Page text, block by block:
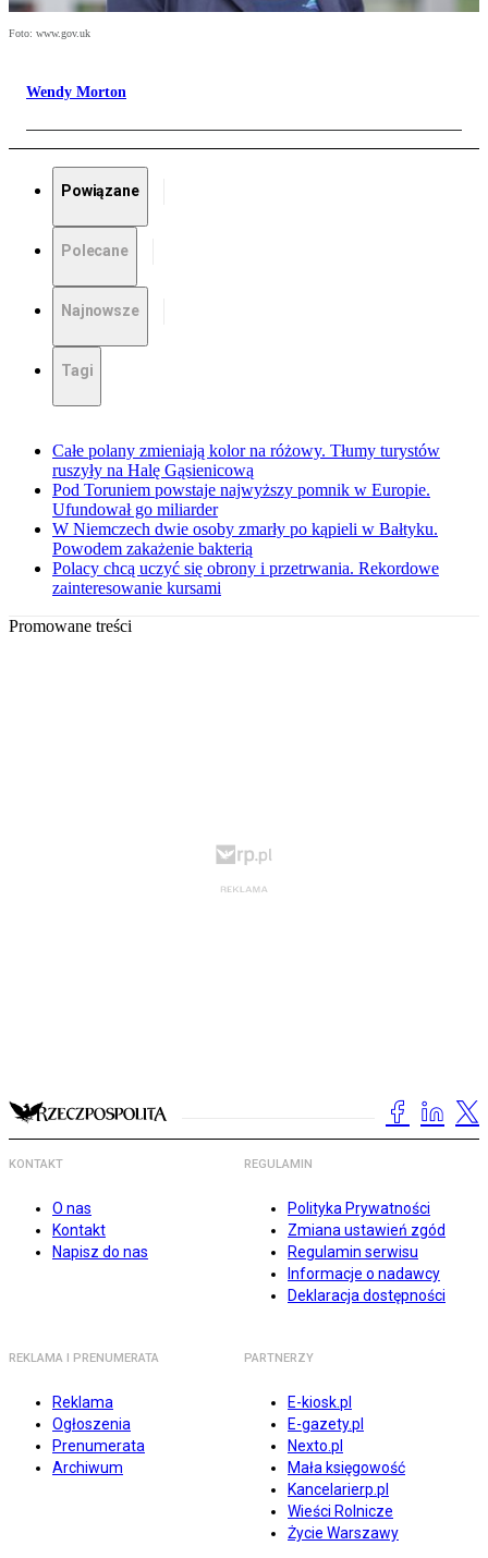
Foto: www.gov.uk
Wendy Morton
Powiązane
Polecane
Najnowsze
Tagi
Całe polany zmieniają kolor na różowy. Tłumy turystów
ruszyły na Halę Gąsienicową
Pod Toruniem powstaje najwyższy pomnik w Europie.
Ufundował go miliarder
W Niemczech dwie osoby zmarły po kąpieli w Bałtyku.
Powodem zakażenie bakterią
Polacy chcą uczyć się obrony i przetrwania. Rekordowe
zainteresowanie kursami
Promowane treści
KONTAKT
O nas
Kontakt
Napisz do nas
REGULAMIN
Polityka Prywatności
Zmiana ustawień zgód
Regulamin serwisu
Informacje o nadawcy
Deklaracja dostępności
REKLAMA I PRENUMERATA
Reklama
Ogłoszenia
Prenumerata
Archiwum
PARTNERZY
E-kiosk.pl
E-gazety.pl
Nexto.pl
Mała księgowość
Kancelarierp.pl
Wieści Rolnicze
Życie Warszawy